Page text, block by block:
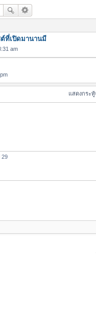
ต์ที่เปิดมานานมี
am
แสดงกระทู้
29